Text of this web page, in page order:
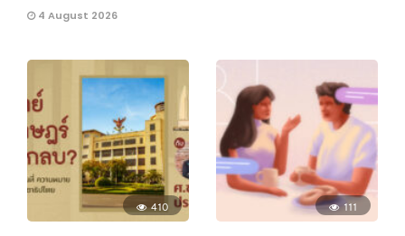
4 August 2026
410 111